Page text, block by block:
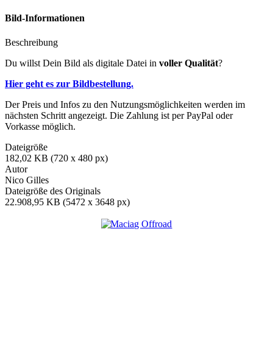
Bild-Informationen
Beschreibung
Du willst Dein Bild als digitale Datei in voller Qualität?
Hier geht es zur Bildbestellung.
Der Preis und Infos zu den Nutzungsmöglichkeiten werden im
nächsten Schritt angezeigt. Die Zahlung ist per PayPal oder
Vorkasse möglich.
Dateigröße
182,02 KB (720 x 480 px)
Autor
Nico Gilles
Dateigröße des Originals
22.908,95 KB (5472 x 3648 px)